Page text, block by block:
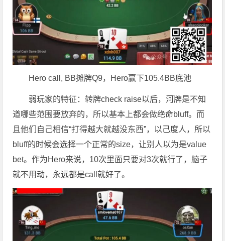
Hero call, BB摊牌Q9，Hero赢下105.4BB底池
弱玩家的特征：转牌check raise以后，河牌是不知
道哪些范围要放弃的，所以基本上都会做绝命bluff。而
且他们自己相信“打得越大就越没东西”，以己度人，所以
bluff的时候会选择一个正常的size，让别人以为是value
bet。作为Hero来说，10次里面只要对3次就行了，脑子
就不用动，永远都是call就好了。